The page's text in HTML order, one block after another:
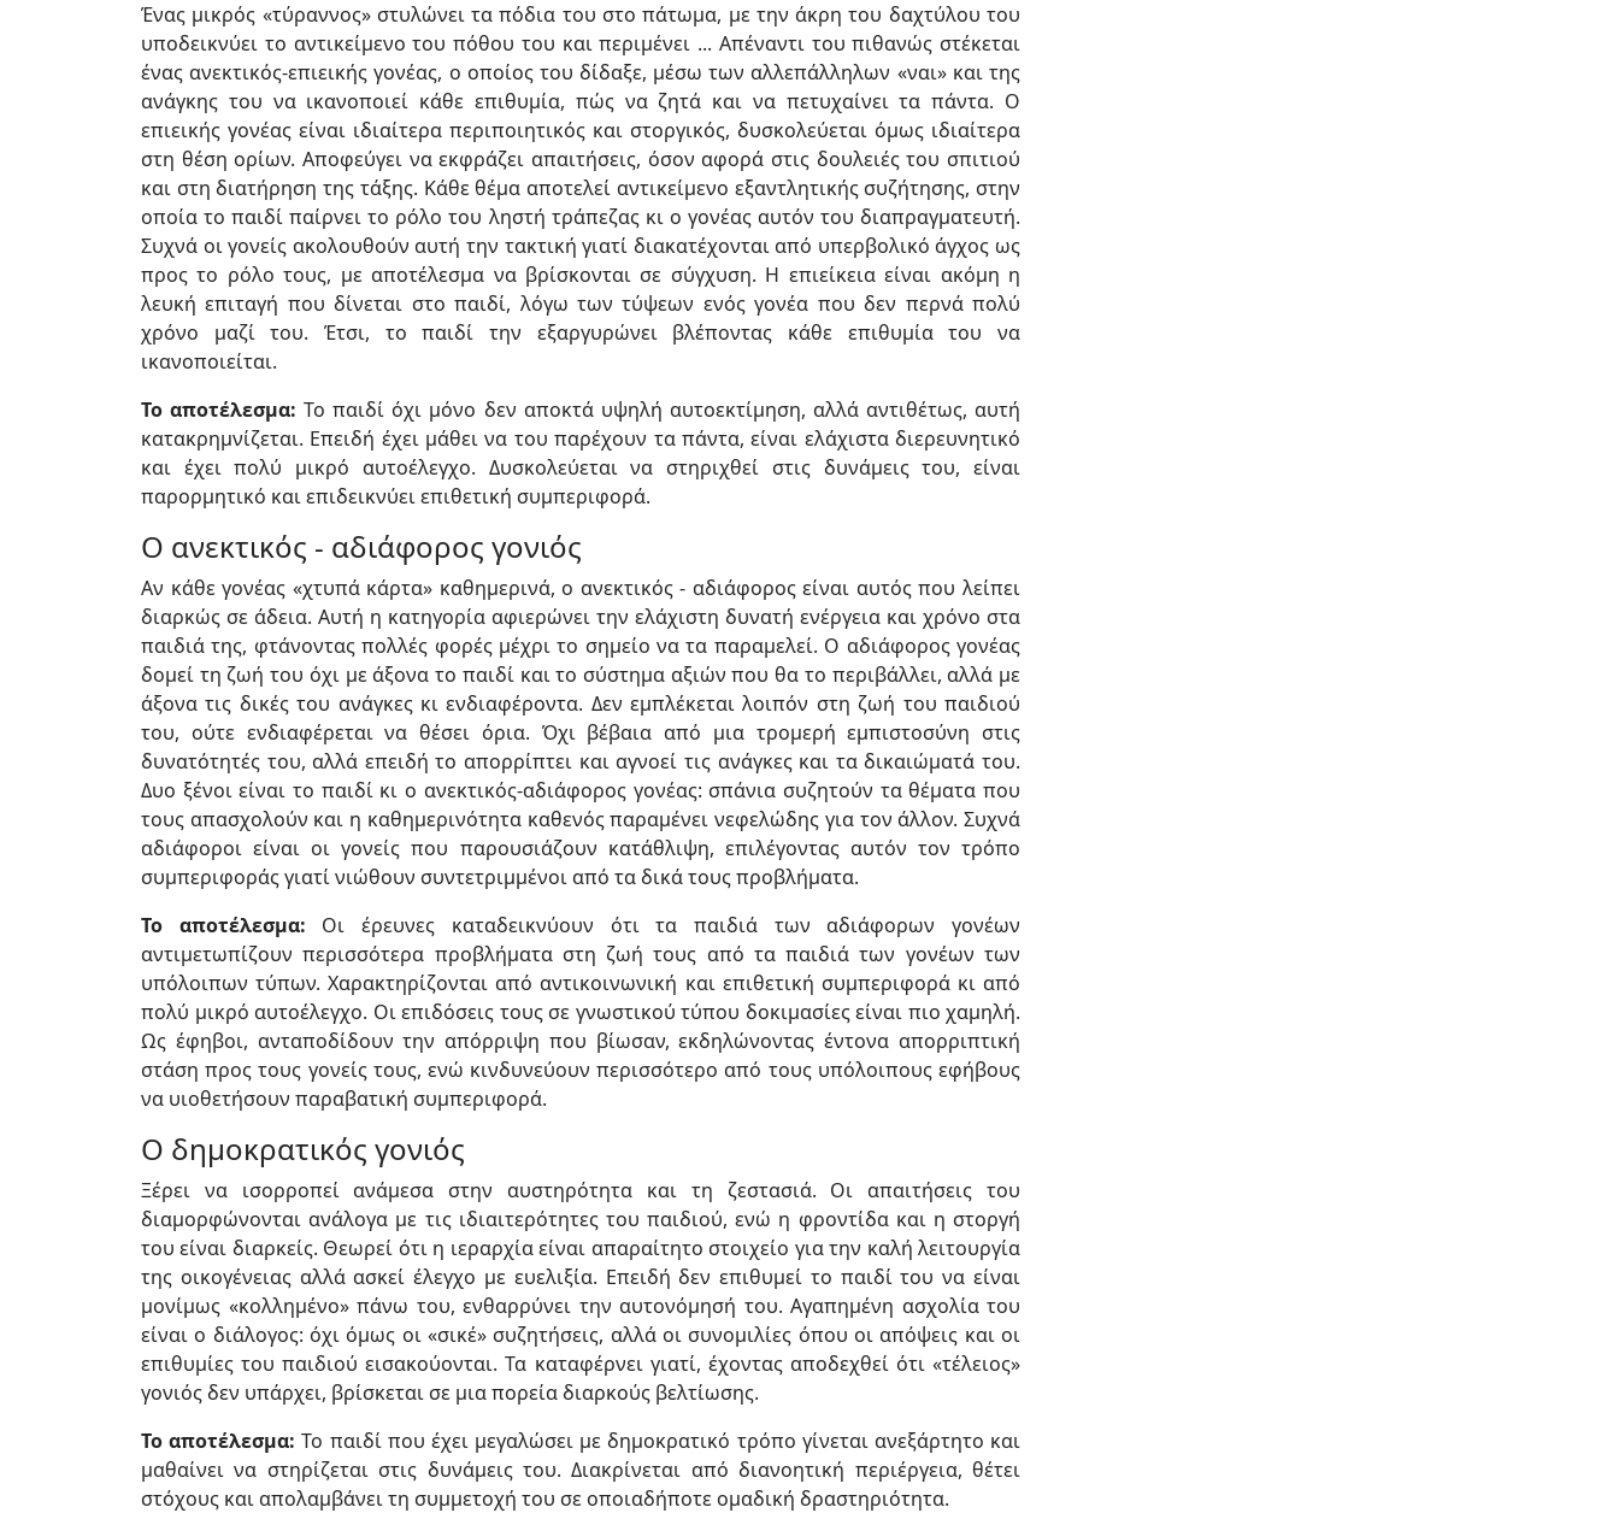
Ένας μικρός «τύραννος» στυλώνει τα πόδια του στο πάτωμα, με την άκρη του δαχτύλου του
υποδεικνύει το αντικείμενο του πόθου του και περιμένει ... Απέναντι του πιθανώς στέκεται
ένας ανεκτικός-επιεικής γονέας, ο οποίος του δίδαξε, μέσω των αλλεπάλληλων «ναι» και της
ανάγκης του να ικανοποιεί κάθε επιθυμία, πώς να ζητά και να πετυχαίνει τα πάντα. Ο
επιεικής γονέας είναι ιδιαίτερα περιποιητικός και στοργικός, δυσκολεύεται όμως ιδιαίτερα
στη θέση ορίων. Αποφεύγει να εκφράζει απαιτήσεις, όσον αφορά στις δουλειές του σπιτιού
και στη διατήρηση της τάξης. Κάθε θέμα αποτελεί αντικείμενο εξαντλητικής συζήτησης, στην
οποία το παιδί παίρνει το ρόλο του ληστή τράπεζας κι ο γονέας αυτόν του διαπραγματευτή.
Συχνά οι γονείς ακολουθούν αυτή την τακτική γιατί διακατέχονται από υπερβολικό άγχος ως
προς το ρόλο τους, με αποτέλεσμα να βρίσκονται σε σύγχυση. Η επιείκεια είναι ακόμη η
λευκή επιταγή που δίνεται στο παιδί, λόγω των τύψεων ενός γονέα που δεν περνά πολύ
χρόνο μαζί του. Έτσι, το παιδί την εξαργυρώνει βλέποντας κάθε επιθυμία του να
ικανοποιείται.
Το αποτέλεσμα: Το παιδί όχι μόνο δεν αποκτά υψηλή αυτοεκτίμηση, αλλά αντιθέτως, αυτή
κατακρημνίζεται. Επειδή έχει μάθει να του παρέχουν τα πάντα, είναι ελάχιστα διερευνητικό
και έχει πολύ μικρό αυτοέλεγχο. Δυσκολεύεται να στηριχθεί στις δυνάμεις του, είναι
παρορμητικό και επιδεικνύει επιθετική συμπεριφορά.
Ο ανεκτικός - αδιάφορος γονιός
Αν κάθε γονέας «χτυπά κάρτα» καθημερινά, ο ανεκτικός - αδιάφορος είναι αυτός που λείπει
διαρκώς σε άδεια. Αυτή η κατηγορία αφιερώνει την ελάχιστη δυνατή ενέργεια και χρόνο στα
παιδιά της, φτάνοντας πολλές φορές μέχρι το σημείο να τα παραμελεί. Ο αδιάφορος γονέας
δομεί τη ζωή του όχι με άξονα το παιδί και το σύστημα αξιών που θα το περιβάλλει, αλλά με
άξονα τις δικές του ανάγκες κι ενδιαφέροντα. Δεν εμπλέκεται λοιπόν στη ζωή του παιδιού
του, ούτε ενδιαφέρεται να θέσει όρια. Όχι βέβαια από μια τρομερή εμπιστοσύνη στις
δυνατότητές του, αλλά επειδή το απορρίπτει και αγνοεί τις ανάγκες και τα δικαιώματά του.
Δυο ξένοι είναι το παιδί κι ο ανεκτικός-αδιάφορος γονέας: σπάνια συζητούν τα θέματα που
τους απασχολούν και η καθημερινότητα καθενός παραμένει νεφελώδης για τον άλλον. Συχνά
αδιάφοροι είναι οι γονείς που παρουσιάζουν κατάθλιψη, επιλέγοντας αυτόν τον τρόπο
συμπεριφοράς γιατί νιώθουν συντετριμμένοι από τα δικά τους προβλήματα.
Το αποτέλεσμα: Οι έρευνες καταδεικνύουν ότι τα παιδιά των αδιάφορων γονέων
αντιμετωπίζουν περισσότερα προβλήματα στη ζωή τους από τα παιδιά των γονέων των
υπόλοιπων τύπων. Χαρακτηρίζονται από αντικοινωνική και επιθετική συμπεριφορά κι από
πολύ μικρό αυτοέλεγχο. Οι επιδόσεις τους σε γνωστικού τύπου δοκιμασίες είναι πιο χαμηλή.
Ως έφηβοι, ανταποδίδουν την απόρριψη που βίωσαν, εκδηλώνοντας έντονα απορριπτική
στάση προς τους γονείς τους, ενώ κινδυνεύουν περισσότερο από τους υπόλοιπους εφήβους
να υιοθετήσουν παραβατική συμπεριφορά.
Ο δημοκρατικός γονιός
Ξέρει να ισορροπεί ανάμεσα στην αυστηρότητα και τη ζεστασιά. Οι απαιτήσεις του
διαμορφώνονται ανάλογα με τις ιδιαιτερότητες του παιδιού, ενώ η φροντίδα και η στοργή
του είναι διαρκείς. Θεωρεί ότι η ιεραρχία είναι απαραίτητο στοιχείο για την καλή λειτουργία
της οικογένειας αλλά ασκεί έλεγχο με ευελιξία. Επειδή δεν επιθυμεί το παιδί του να είναι
μονίμως «κολλημένο» πάνω του, ενθαρρύνει την αυτονόμησή του. Αγαπημένη ασχολία του
είναι ο διάλογος: όχι όμως οι «σικέ» συζητήσεις, αλλά οι συνομιλίες όπου οι απόψεις και οι
επιθυμίες του παιδιού εισακούονται. Τα καταφέρνει γιατί, έχοντας αποδεχθεί ότι «τέλειος»
γονιός δεν υπάρχει, βρίσκεται σε μια πορεία διαρκούς βελτίωσης.
Το αποτέλεσμα: Το παιδί που έχει μεγαλώσει με δημοκρατικό τρόπο γίνεται ανεξάρτητο και
μαθαίνει να στηρίζεται στις δυνάμεις του. Διακρίνεται από διανοητική περιέργεια, θέτει
στόχους και απολαμβάνει τη συμμετοχή του σε οποιαδήποτε ομαδική δραστηριότητα.